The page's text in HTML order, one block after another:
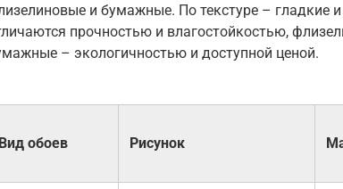
и бумажные. По текстуре – гладкие
прочностью и влагостойкостью,
– экологичностью и доступной ценой.
Вид обоев Рисунок